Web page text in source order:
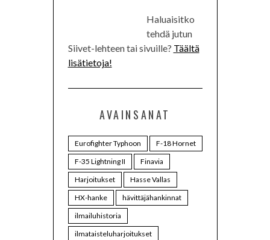
Haluaisitko
tehdä jutun
Siivet-lehteen tai sivuille? Täältä
lisätietoja!
AVAINSANAT
Eurofighter Typhoon
F-18 Hornet
F-35 Lightning II
Finavia
Harjoitukset
Hasse Vallas
HX-hanke
hävittäjähankinnat
ilmailuhistoria
ilmataisteluharjoitukset